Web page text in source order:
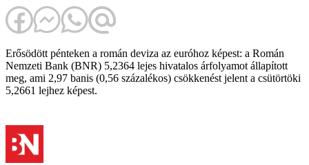
Erősödött pénteken a román deviza az euróhoz képest: a Román
Nemzeti Bank (BNR) 5,2364 lejes hivatalos árfolyamot állapított
meg, ami 2,97 banis (0,56 százalékos) csökkenést jelent a csütörtöki
5,2661 lejhez képest.